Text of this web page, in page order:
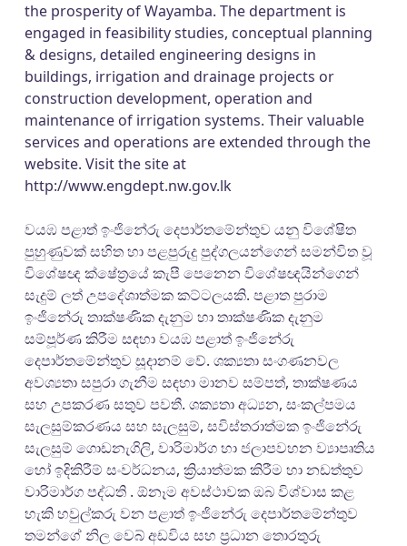
the prosperity of Wayamba. The department is
engaged in feasibility studies, conceptual planning
& designs, detailed engineering designs in
buildings, irrigation and drainage projects or
construction development, operation and
maintenance of irrigation systems. Their valuable
services and operations are extended through the
website. Visit the site at
http://www.engdept.nw.gov.lk
වයඹ පළාත් ඉංජිනේරු දෙපාර්තමේන්තුව යනු විශේෂිත
පුහුණුවක් සහිත හා පළපුරුදු පුද්ගලයන්ගෙන් සමන්විත වූ
විශේෂඥ ක්ෂේත්‍රයේ කැපී පෙනෙන විශේෂඥයින්ගෙන්
සැදුම් ලත් උපදේශාත්මක කට්ටලයකි. පළාත පුරාම
ඉංජිනේරු තාක්ෂණික දැනුම හා තාක්ෂණික දැනුම
සම්පූර්ණ කිරීම සඳහා වයඹ පළාත් ඉංජිනේරු
දෙපාර්තමේන්තුව සූදානම් වේ. ශක්‍යතා සංගණනවල
අවශ්‍යතා සපුරා ගැනීම සඳහා මානව සම්පත්, තාක්ෂණය
සහ උපකරණ සතුව පවතී. ශක්‍යතා අධ්‍යන, සංකල්පමය
සැලසුම්කරණය සහ සැලසුම්, සවිස්තරාත්මක ඉංජිනේරු
සැලසුම් ගොඩනැගිලි, වාරිමාර්ග හා ජලාපවහන ව්‍යාපෘතිය
හෝ ඉදිකිරීම් සංවර්ධනය, ක්‍රියාත්මක කිරීම හා නඩත්තුව
වාරිමාර්ග පද්ධති . ඕනෑම අවස්ථාවක ඔබ විශ්වාස කළ
හැකි හවුල්කරු වන පළාත් ඉංජිනේරු දෙපාර්තමේන්තුව
තමන්ගේ නිල වෙබ් අඩවිය සහ ප්‍රධාන තොරතුරු